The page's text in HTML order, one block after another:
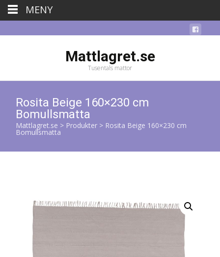
Mattlagret.se
Tusentals mattor
Rosita Beige 160×230 cm
Bomullsmatta
Mattlagret.se > Produkter > Rosita Beige 160×230 cm
Bomullsmatta
MENY